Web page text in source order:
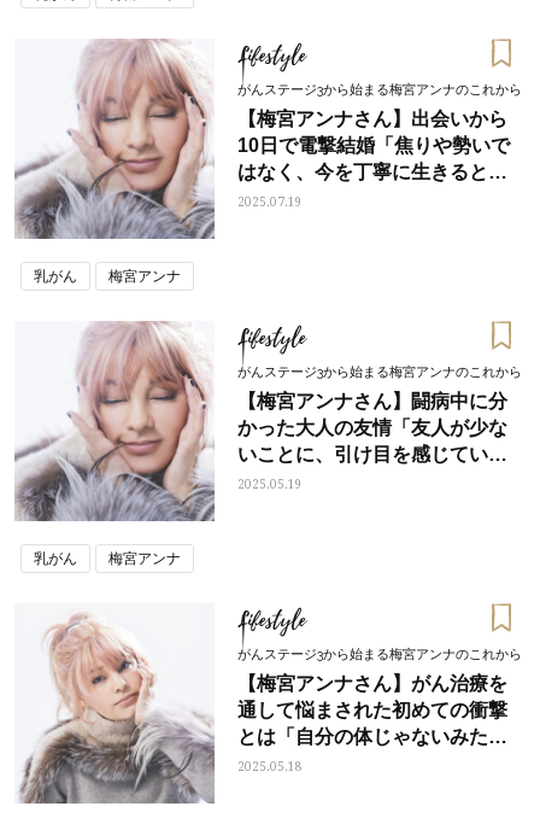
Lifestyle
がんステージ3から始まる梅宮アンナのこれから
【梅宮アンナさん】出会いから
10日で電撃結婚「焦りや勢いで
はなく、今を丁寧に生きるとい
う想いから生まれた覚悟です」
2025.07.19
乳がん 梅宮アンナ
Lifestyle
がんステージ3から始まる梅宮アンナのこれから
【梅宮アンナさん】闘病中に分
かった大人の友情「友人が少な
いことに、引け目を感じていた
けれど...」
2025.05.19
乳がん 梅宮アンナ
Lifestyle
がんステージ3から始まる梅宮アンナのこれから
【梅宮アンナさん】がん治療を
通して悩まされた初めての衝撃
とは「自分の体じゃないみたい
な...」
2025.05.18